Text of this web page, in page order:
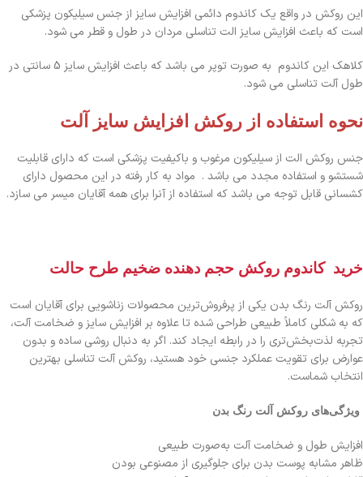
این روکش در واقع یک کاندوم دائمی افزایش سایز از جنس سیلیکون پزشکی
است که باعث افزایش سایز الت تناسلی مردان در طول و قطر می شود.
کلاهک این کاندوم به صورت توپر می باشد که باعث افزایش سایز 5 سانتی در
طول آلت تناسلی می شود.
نحوه استفاده از روکش افزایش سایز آلت
جنس روکش الت از سیلیکون مرغوب و باکیفیت پزشکی است که دارای قابلیت
شستشو و استفاده مجدد می باشد . مواد به کار رفته در این محصول دارای
کشسانی قابل توجه می باشد که استفاده از آنرا برای همه آقایان میسر می سازد.
خرید کاندوم روکش حجم دهنده ضخیم طرح حالت
روکش آلت رنگ بدن یکی از پرفروش‌ترین محصولات زناشویی برای آقایان است
که به شکلی کاملاً طبیعی طراحی شده تا علاوه بر افزایش سایز و ضخامت آلت،
تجربه لذت‌بخش‌تری را در رابطه ایجاد کند. اگر به دنبال روشی ساده و بدون
عوارض برای تقویت عملکرد جنسی خود هستید، روکش آلت تناسلی بهترین
انتخاب شماست.
ویژگی‌های روکش آلت رنگ بدن
افزایش طول و ضخامت آلت به‌صورت طبیعی
ظاهر مشابه پوست بدن برای جلوگیری از مصنوعی بودن